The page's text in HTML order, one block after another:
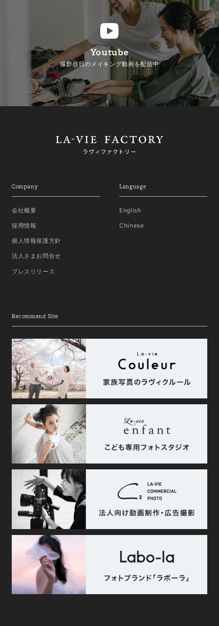
Youtube
撮影当日のメイキング動画を配信中
Company
会社概要
採用情報
個人情報保護方針
法人さまお問合せ
プレスリリース
Language
English
Chinese
Recommend Site